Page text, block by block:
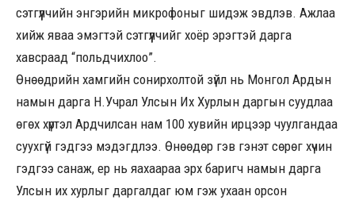
сэтгүүлчийн энгэрийн микрофоныг шидэж эвдлэв. Ажлаа
хийж яваа эмэгтэй сэтгүүлчийг хоёр эрэгтэй дарга
хавсраад “польдчихлоо”.
Өнөөдрийн хамгийн сонирхолтой зүйл нь Монгол Ардын
намын дарга Н.Учрал Улсын Их Хурлын даргын суудлаа
өгөх хүртэл Ардчилсан нам 100 хувийн ирцээр чуулгандаа
суухгүй гэдгээ мэдэгдлээ. Өнөөдөр гэв гэнэт сөрөг хүчин
гэдгээ санаж, ер нь яахаараа эрх баригч намын дарга
Улсын их хурлыг даргалдаг юм гэж ухаан орсон